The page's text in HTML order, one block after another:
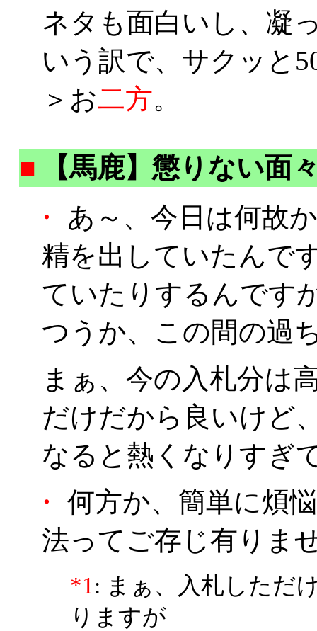
ネタも面白いし、
いう訳で、サクッと
＞お二方。
■
【馬鹿】懲りない面
・
あ～、今日は何故
精を出していたんで
ていたりするんです
つうか、この間の過
まぁ、今の入札分は
だけだから良いけど
なると熱くなりすぎ
・
何方か、簡単に煩
法ってご存じ有りま
*1: まぁ、入札しただ
りますが